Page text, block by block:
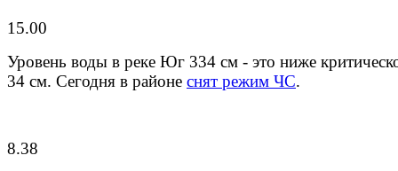
15.00
Уровень воды в реке Юг 334 см - это ниже
34 см. Сегодня в районе снят режим ЧС.
8.38